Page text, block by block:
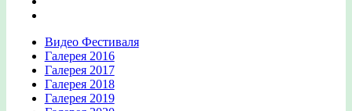
Видео Фестиваля
Галерея 2016
Галерея 2017
Галерея 2018
Галерея 2019